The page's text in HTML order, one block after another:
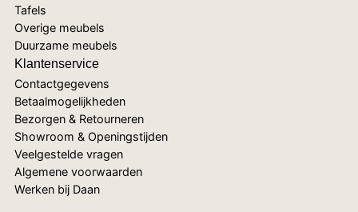
Tafels
Overige meubels
Duurzame meubels
Klantenservice
Contactgegevens
Betaalmogelijkheden
Bezorgen & Retourneren
Showroom & Openingstijden
Veelgestelde vragen
Algemene voorwaarden
Werken bij Daan